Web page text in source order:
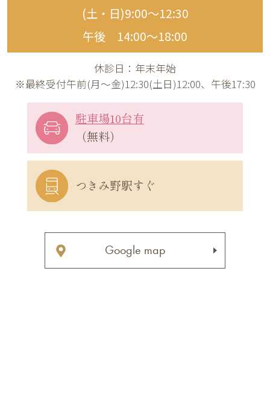
(土・日)9:00〜12:30
午後 14:00〜18:00
休診日：年末年始
※最終受付午前(月～金)12:30(土日)12:00、午後17:30
駐車場10台有
（無料）
つきみ野駅すぐ
Google map